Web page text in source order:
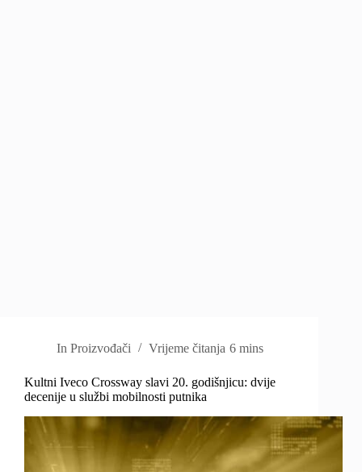
In Proizvođači Vrijeme čitanja 6 mins
Kultni Iveco Crossway slavi 20. godišnjicu: dvije
decenije u službi mobilnosti putnika